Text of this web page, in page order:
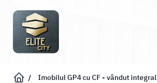
Imobilul GP4 cu CF - vândut integral